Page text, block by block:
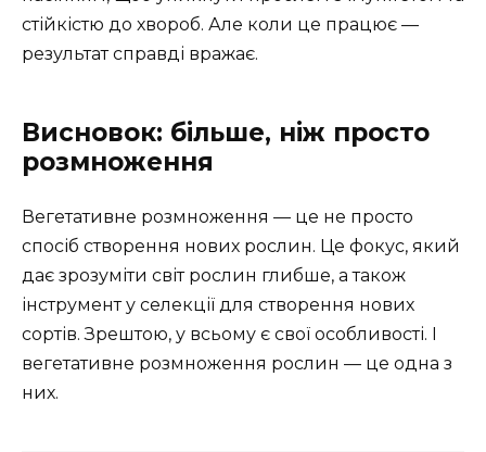
стійкістю до хвороб. Але коли це працює —
результат справді вражає.
Висновок: більше, ніж просто
розмноження
Вегетативне розмноження — це не просто
спосіб створення нових рослин. Це фокус, який
дає зрозуміти світ рослин глибше, а також
інструмент у селекції для створення нових
сортів. Зрештою, у всьому є свої особливості. І
вегетативне розмноження рослин — це одна з
них.